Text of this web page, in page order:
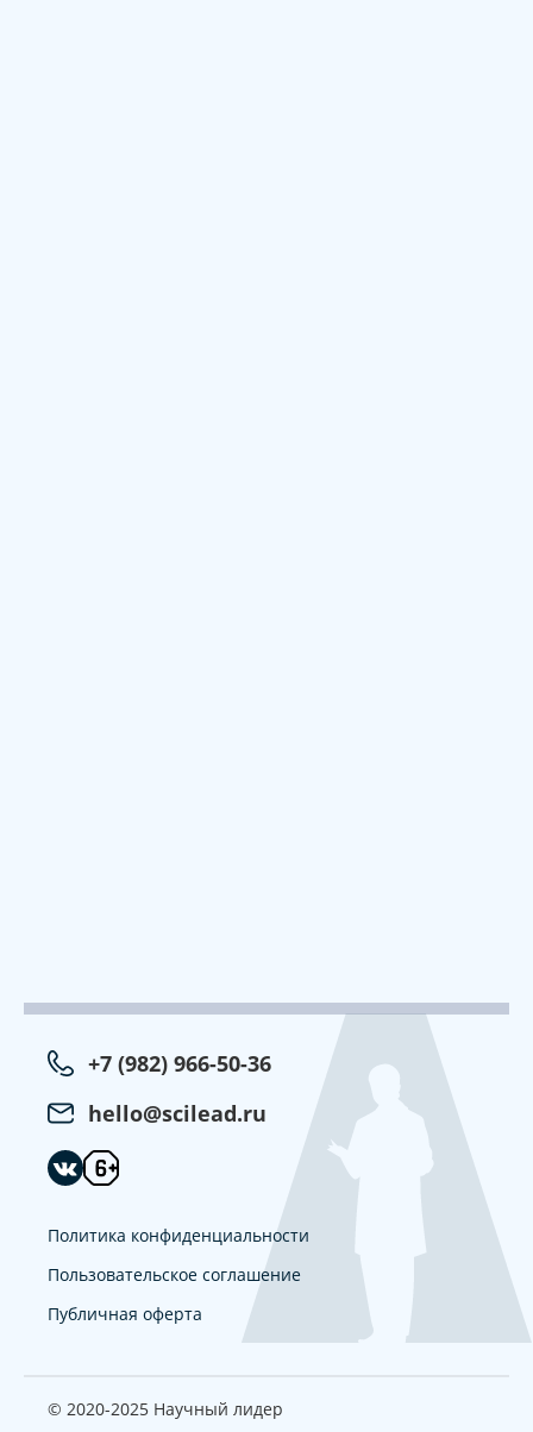
+7 (982) 966-50-36
hello@scilead.ru
Политика конфиденциальности
Пользовательское соглашение
Публичная оферта
© 2020-2025 Научный лидер